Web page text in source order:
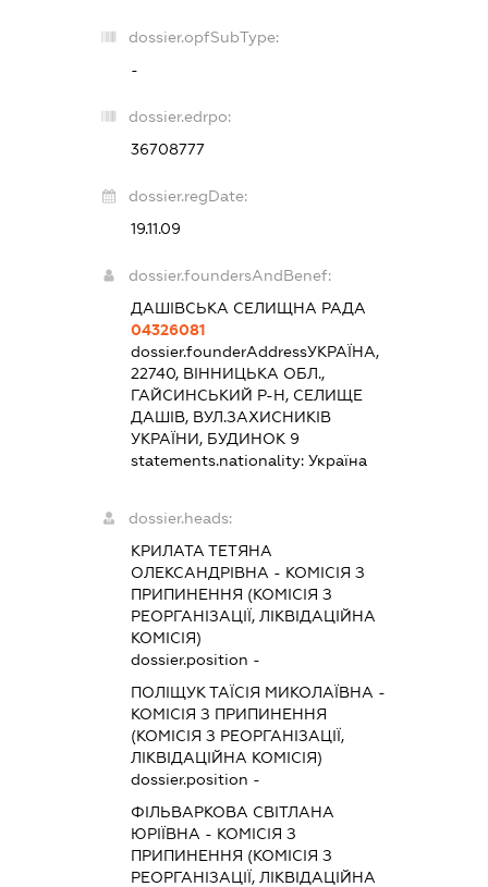
dossier.opfSubType:
-
dossier.edrpo:
36708777
dossier.regDate:
19.11.09
dossier.foundersAndBenef:
ДАШІВСЬКА СЕЛИЩНА РАДА
04326081
dossier.founderAddressУКРАЇНА,
22740, ВІННИЦЬКА ОБЛ.,
ГАЙСИНСЬКИЙ Р-Н, СЕЛИЩЕ
ДАШІВ, ВУЛ.ЗАХИСНИКІВ
УКРАЇНИ, БУДИНОК 9
statements.nationality: Україна
dossier.heads:
КРИЛАТА ТЕТЯНА
ОЛЕКСАНДРІВНА - КОМІСІЯ З
ПРИПИНЕННЯ (КОМІСІЯ З
РЕОРГАНІЗАЦІЇ, ЛІКВІДАЦІЙНА
КОМІСІЯ)
dossier.position -
ПОЛІЩУК ТАЇСІЯ МИКОЛАЇВНА -
КОМІСІЯ З ПРИПИНЕННЯ
(КОМІСІЯ З РЕОРГАНІЗАЦІЇ,
ЛІКВІДАЦІЙНА КОМІСІЯ)
dossier.position -
ФІЛЬВАРКОВА СВІТЛАНА
ЮРІЇВНА - КОМІСІЯ З
ПРИПИНЕННЯ (КОМІСІЯ З
РЕОРГАНІЗАЦІЇ, ЛІКВІДАЦІЙНА